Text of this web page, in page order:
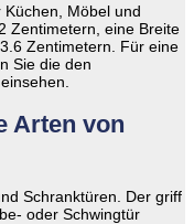
Möbel und
Zentimetern, eine Breite
Zentimetern. Für eine
Sie die den
Arten von
Schranktüren. Der griff
oder Schwingtür